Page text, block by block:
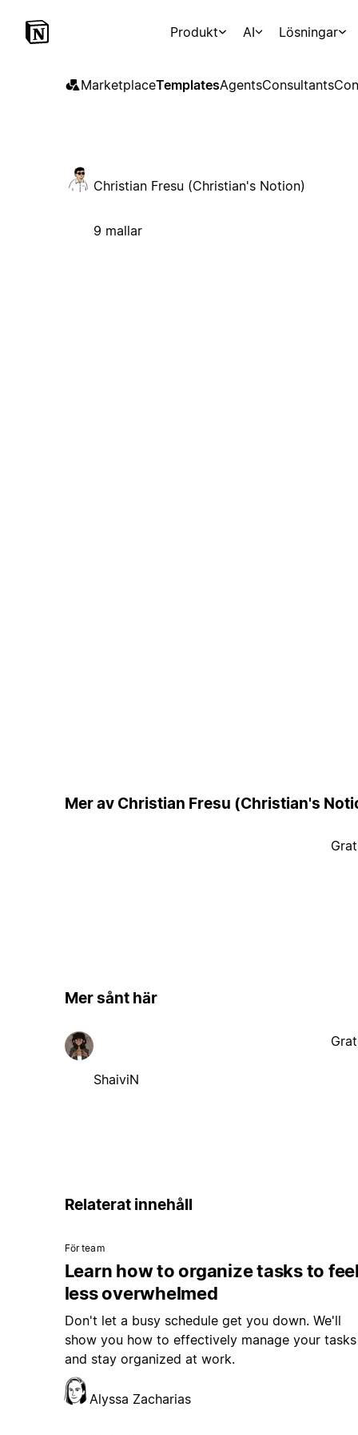
Produkt AI Lösningar
MarketplaceTemplatesAgentsConsultants
Christian Fresu (Christian's Notion)
9 mallar
Mer av Christian Fresu (Christian's
Mer sånt här
ShaiviN
Relaterat innehåll
För team
Learn how to organize tasks to feel
less overwhelmed
Don't let a busy schedule get you down. We'll
show you how to effectively manage your tasks
and stay organized at work.
Alyssa Zacharias